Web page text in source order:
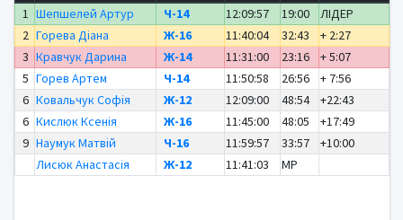
1 Шепшелей Артур Ч-14 12:09:57 19:00
ЛІДЕР
2 Горева Діана Ж-16 11:40:04 32:43
+ 2:27
3 Кравчук Дарина Ж-14 11:31:00 23:16
+ 5:07
5 Горев Артем Ч-14 11:50:58 26:56
+ 7:56
6 Ковальчук Софія Ж-12 12:09:00 48:54
+22:43
6 Кислюк Ксенія Ж-16 11:45:00 48:05
+17:49
9 Наумук Матвій Ч-16 11:59:57 33:57
+10:00
Лисюк Анастасія
Ж-12 11:41:03 MP